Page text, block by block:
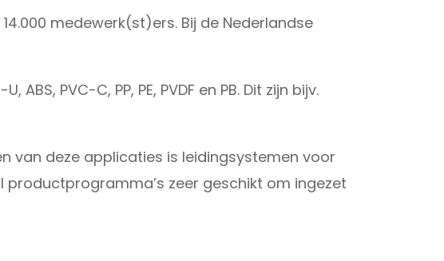
medewerk(st)ers. Bij de Nederlandse
PVC-C, PP, PE, PVDF en PB. Dit zijn bijv.
van deze applicaties is leidingsystemen voor
zeer geschikt om ingezet